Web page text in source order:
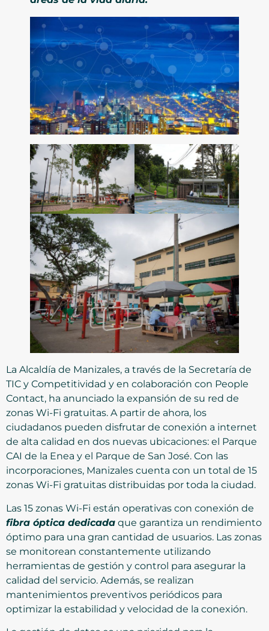
La Alcaldía de Manizales, a través de la Secretaría de
TIC y Competitividad y en colaboración con People
Contact, ha anunciado la expansión de su red de
zonas Wi-Fi gratuitas. A partir de ahora, los
ciudadanos pueden disfrutar de conexión a internet
de alta calidad en dos nuevas ubicaciones: el Parque
CAI de la Enea y el Parque de San José. Con las
incorporaciones, Manizales cuenta con un total de 15
zonas Wi-Fi gratuitas distribuidas por toda la ciudad.
Las 15 zonas Wi-Fi están operativas con conexión de
fibra óptica dedicada que garantiza un rendimiento
óptimo para una gran cantidad de usuarios. Las zonas
se monitorean constantemente utilizando
herramientas de gestión y control para asegurar la
calidad del servicio. Además, se realizan
mantenimientos preventivos periódicos para
optimizar la estabilidad y velocidad de la conexión.